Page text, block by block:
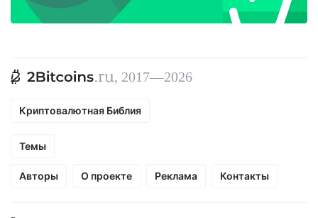
, 2017—2026
Криптовалютная Библия
Темы
Авторы О проекте Реклама Контакты